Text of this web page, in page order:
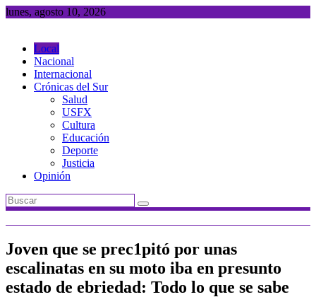
Saltar
lunes, agosto 10, 2026
Local
Nacional
Internacional
Crónicas del Sur
Salud
USFX
Cultura
Educación
Deporte
Justicia
Opinión
Joven que se prec1pitó por unas
escalinatas en su moto iba en presunto
estado de ebriedad: Todo lo que se sabe